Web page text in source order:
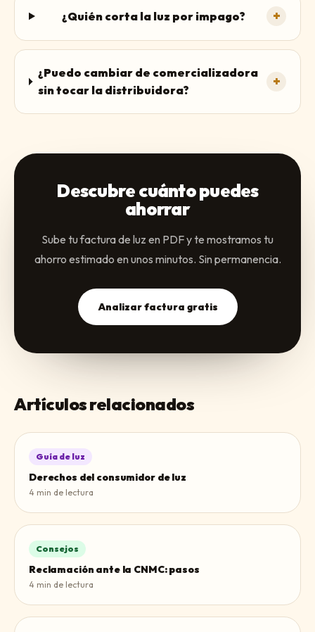
¿Quién corta la luz por impago? +
¿Puedo cambiar de comercializadora
sin tocar la distribuidora?
+
Descubre cuánto puedes
ahorrar
Sube tu factura de luz en PDF y te mostramos tu
ahorro estimado en unos minutos. Sin permanencia.
Analizar factura gratis
Artículos relacionados
Guía de luz
Derechos del consumidor de luz
4 min de lectura
Consejos
Reclamación ante la CNMC: pasos
4 min de lectura